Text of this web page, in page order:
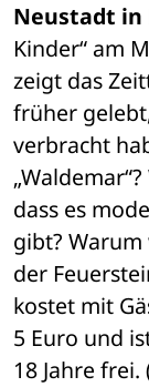
Neustadt in
Kinder“ am
zeigt das
früher
verbracht
dass es
gibt?
der
kostet mit
5 Euro und
18 Jahre frei.